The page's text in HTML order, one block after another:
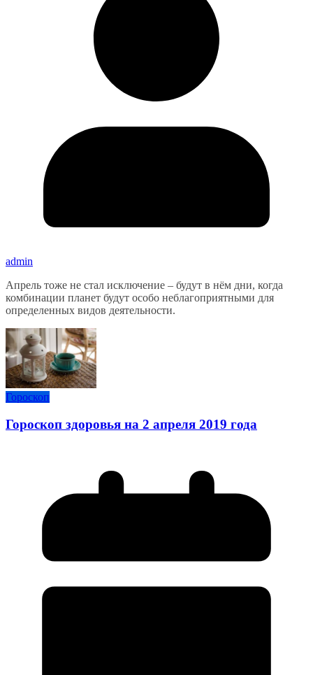
admin
Апрель тоже не стал исключение – будут в нём дни, когда
комбинации планет будут особо неблагоприятными для
определенных видов деятельности.
Гороскоп
Гороскоп здоровья на 2 апреля 2019 года